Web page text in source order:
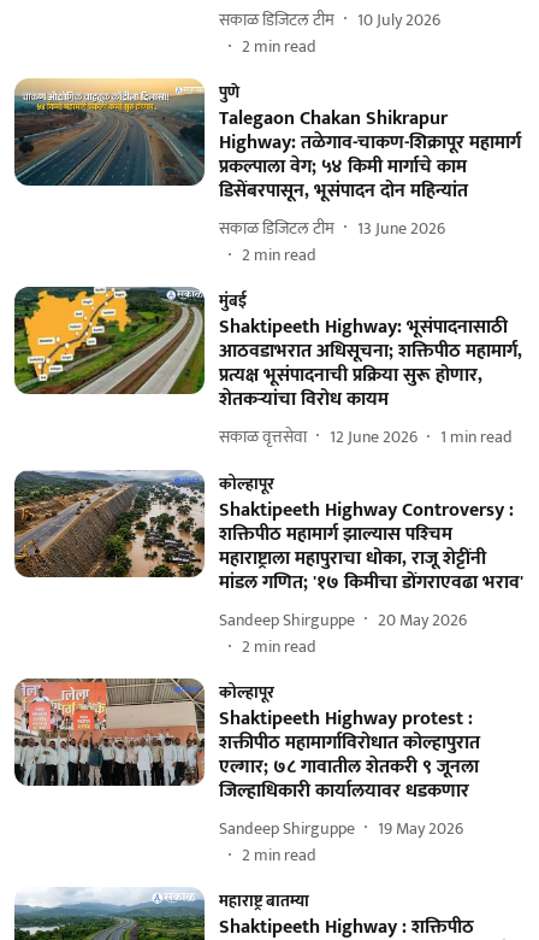
सकाळ डिजिटल टीम
10 July 2026
2min read
पुणे
Talegaon Chakan Shikrapur
Highway: तळेगाव-चाकण-शिक्रापूर महामार्ग
प्रकल्पाला वेग; ५४ किमी मार्गाचे काम
डिसेंबरपासून, भूसंपादन दोन महिन्यांत
सकाळ डिजिटल टीम
13 June 2026
2min read
मुंबई
Shaktipeeth Highway: भूसंपादनासाठी
आठवडाभरात अधिसूचना; शक्तिपीठ महामार्ग,
प्रत्यक्ष भूसंपादनाची प्रक्रिया सुरू होणार,
शेतकऱ्यांचा विरोध कायम
सकाळ वृत्तसेवा 12 June 2026 1 min read
कोल्हापूर
Shaktipeeth Highway Controversy :
शक्तिपीठ महामार्ग झाल्यास पश्‍चिम
महाराष्ट्राला महापुराचा धोका, राजू शेट्टींनी
मांडल गणित; '१७ किमीचा डोंगराएवढा भराव'
Sandeep Shirguppe
20 May 2026
2min read
कोल्हापूर
Shaktipeeth Highway protest :
शक्तीपीठ महामार्गाविरोधात कोल्हापुरात
एल्गार; ७८ गावातील शेतकरी ९ जूनला
जिल्हाधिकारी कार्यालयावर धडकणार
Sandeep Shirguppe
19 May 2026
2min read
महाराष्ट्र बातम्या
Shaktipeeth Highway : शक्तिपीठ